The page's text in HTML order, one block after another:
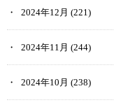
2024年12月 (221)
2024年11月 (244)
2024年10月 (238)